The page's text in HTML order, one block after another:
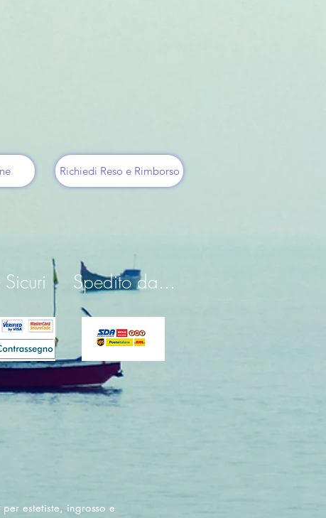
Richiedi Reso e Rimborso
Spedito da...
estetiste, ingrosso e